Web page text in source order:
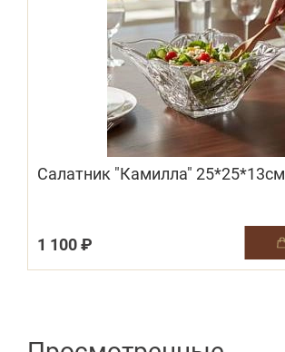
Салатник "Камилла" 25*25*13см
1 100 ₽